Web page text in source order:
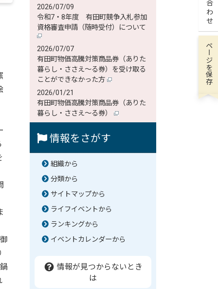
2026/07/09
令和7・8年度 有田町競争入札参加
資格審査申請（随時受付）について
2026/07/07
有田町物価高騰対策商品券（ありた
暮らし・ささえ～る券）を受け取る
ことができなかった方
2026/01/21
有田町物価高騰対策商品券（ありた
暮らし・ささえ～る券）
情報をさがす
組織から
分類から
サイトマップから
ライフイベントから
ランキングから
イベントカレンダーから
情報が見つからないとき
は
ページを保存